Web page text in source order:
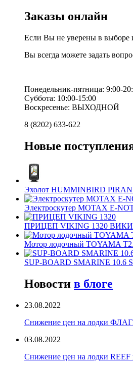
Заказы онлайн
Если Вы не уверены в выборе
Вы всегда можете задать
Понедельник-пятница: 9:00-
Суббота: 10:00-15:00
Воскресенье: ВЫХОДНОЙ
8 (8202) 633-622
Новые
Эхолот HUMMINBIRD
Электроскутер MOTAX E-
ПРИЦЕП VIKING 1320
Мотор лодочный TOYAMA
SUP-BOARD SMARINE 10.6
Новости в блоге
23.08.2022
Снижение цен на лодки
03.08.2022
Снижение цен на лодки REEF